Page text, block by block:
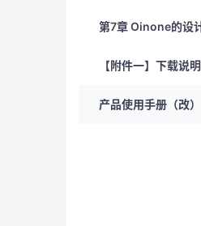
第7章 Oinone的设
【附件一】下载说明
产品使用手册（改）